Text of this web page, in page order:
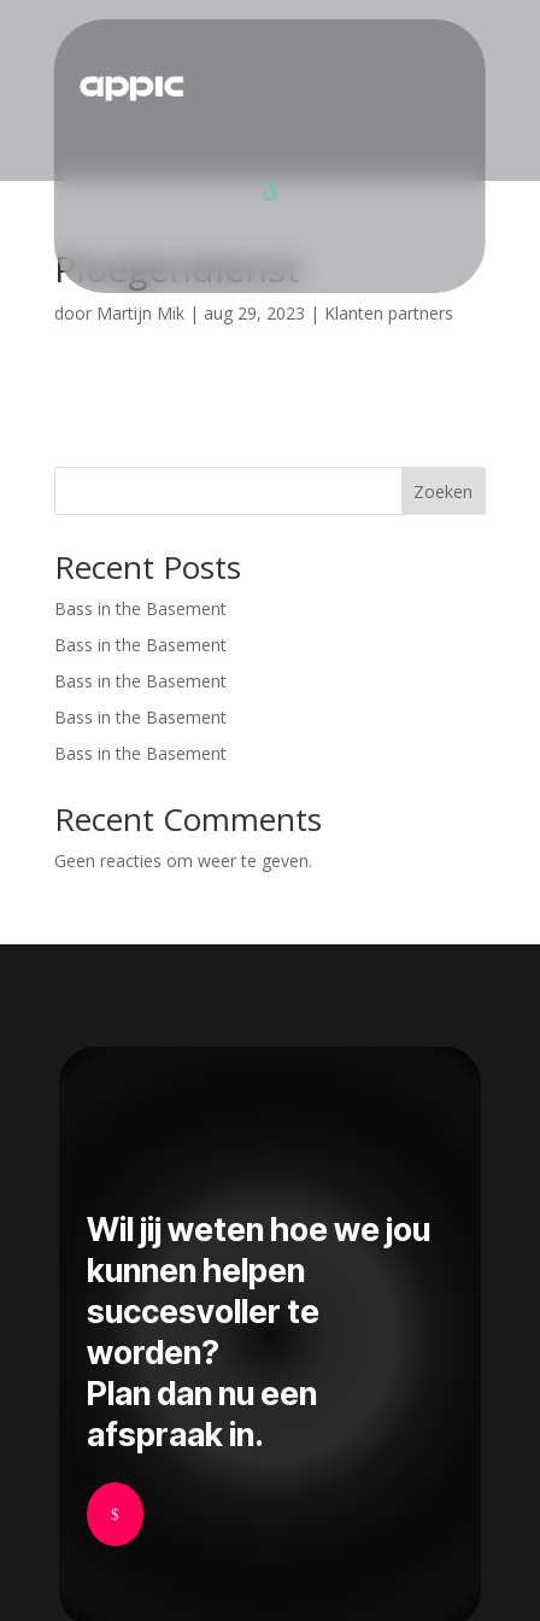
Ploegendienst
door Martijn Mik| aug 29, 2023 | Klanten partners
Zoeken
Recent Posts
Bass in the Basement
Bass in the Basement
Bass in the Basement
Bass in the Basement
Bass in the Basement
Recent Comments
Geen reacties om weer te geven.
Wil jij weten hoe we jou
kunnen helpen
succesvoller te
worden?
Plan dan nu een
afspraak in.
$